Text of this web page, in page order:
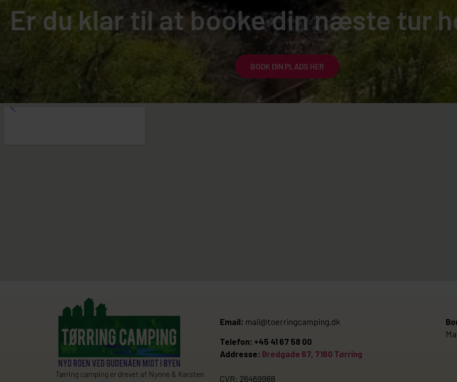
Er du klar til at booke din næste tur
BOOK DIN PLADS HER
Tørring camping er drevet af Nynne & Karsten
Email: mail@toerringcamping.dk
Telefon: +45 41 67 58 00
Addresse: Bredgade 67, 7160 Tørring
CVR: 26469988